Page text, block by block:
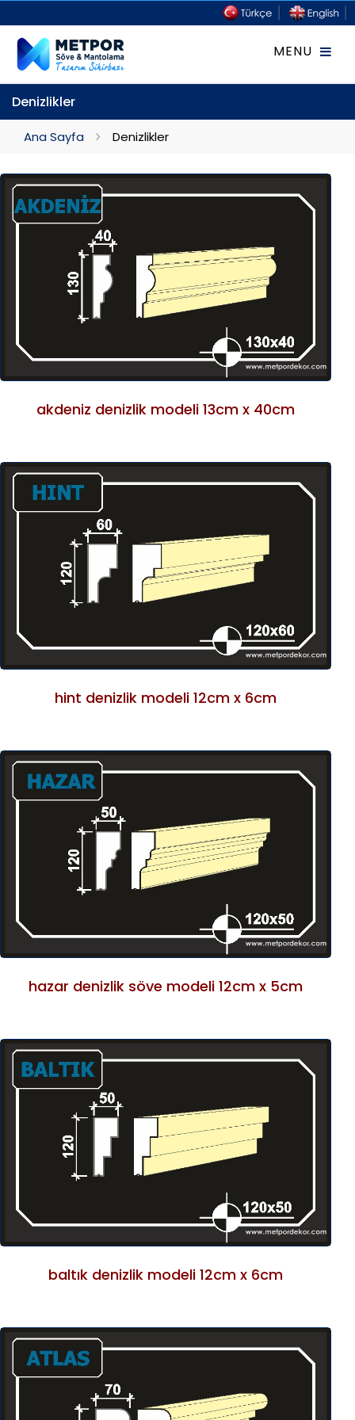
Denizlikler
Ana Sayfa Denizlikler
akdeniz denizlik modeli 13cm x 40cm
hint denizlik modeli 12cm x 6cm
hazar denizlik söve modeli 12cm x 5cm
baltık denizlik modeli 12cm x 6cm